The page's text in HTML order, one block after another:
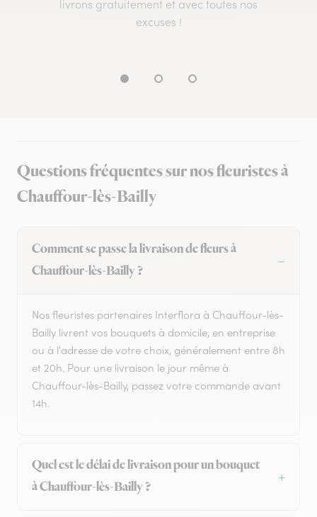
livrons gratuitement et avec toutes nos
excuses !
Questions fréquentes sur nos fleuristes à
Chauffour-lès-Bailly
Comment se passe la livraison de fleurs à
Chauffour-lès-Bailly ?
Nos fleuristes partenaires Interflora à Chauffour-lès-
Bailly livrent vos bouquets à domicile, en entreprise
ou à l'adresse de votre choix, généralement entre 8h
et 20h. Pour une livraison le jour même à
Chauffour-lès-Bailly, passez votre commande avant
14h.
Quel est le délai de livraison pour un bouquet
à Chauffour-lès-Bailly ?